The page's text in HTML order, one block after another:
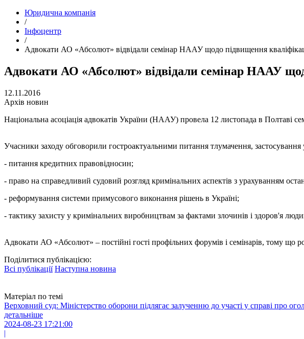
Юридична компанія
/
Інфоцентр
/
Адвокати АО «Абсолют» відвідали семінар НААУ щодо підвищення
Адвокати АО «Абсолют» відвідали семінар НААУ
12.11.2016
Архів новин
Національна асоціація адвокатів України (НААУ) провела 12 листопада в Полтаві
Учасники заходу обговорили гостроактуальними питання тлумачення, застосування
- питання кредитних правовідносин;
- право на справедливий судовий розгляд кримінальних аспектів з урахуванням
- реформування системи примусового виконання рішень в Україні;
- тактику захисту у кримінальних виробництвам за фактами злочинів і здоров'я
Адвокати АО «Абсолют» – постійні гості профільних форумів і семінарів, тому що
Поділитися публікацією:
Всі публікації Наступна новина
Матеріал по темі
Верховний суд: Міністерство оборони підлягає залученню до участі у справі про
детальніше
2024-08-23 17:21:00
|